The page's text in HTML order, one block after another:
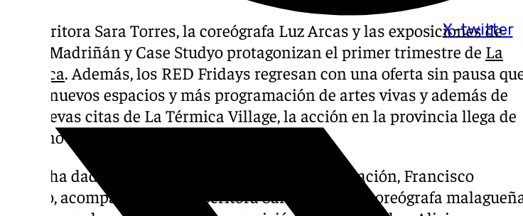
X-twitter
La escritora Sara Torres, la coreógrafa Luz Arcas y las exposiciones de
Jesús Madriñán y Case Studyo protagonizan el primer trimestre de La
Térmica. Además, los RED Fridays regresan con una oferta sin pausa
suma nuevos espacios y más programación de artes vivas y además de
las nuevas citas de La Térmica Village, la acción en la provincia llega de
la mano del festival Escribidores.
Así lo ha dado a conocer el presidente de la Diputación, Francisco
Salado, acompañado de la escritora Sara Torres, la coreógrafa